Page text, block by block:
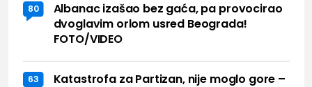
80
Albanac izašao bez gaća, pa provocirao
dvoglavim orlom usred Beograda!
FOTO/VIDEO
63
Katastrofa za Partizan, nije moglo gore –